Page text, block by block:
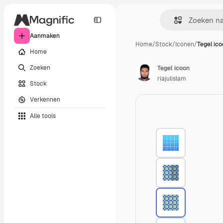
Aanmaken
Home
Zoeken
Stock
Verkennen
Alle tools
Home/Stock/Iconen/Tegel
Tegel icoon
riajulislam